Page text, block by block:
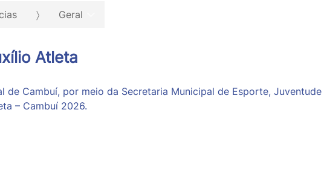
Geral
Atleta
de Cambuí, por meio da Secretaria Municipal de Esporte,
– Cambuí 2026.